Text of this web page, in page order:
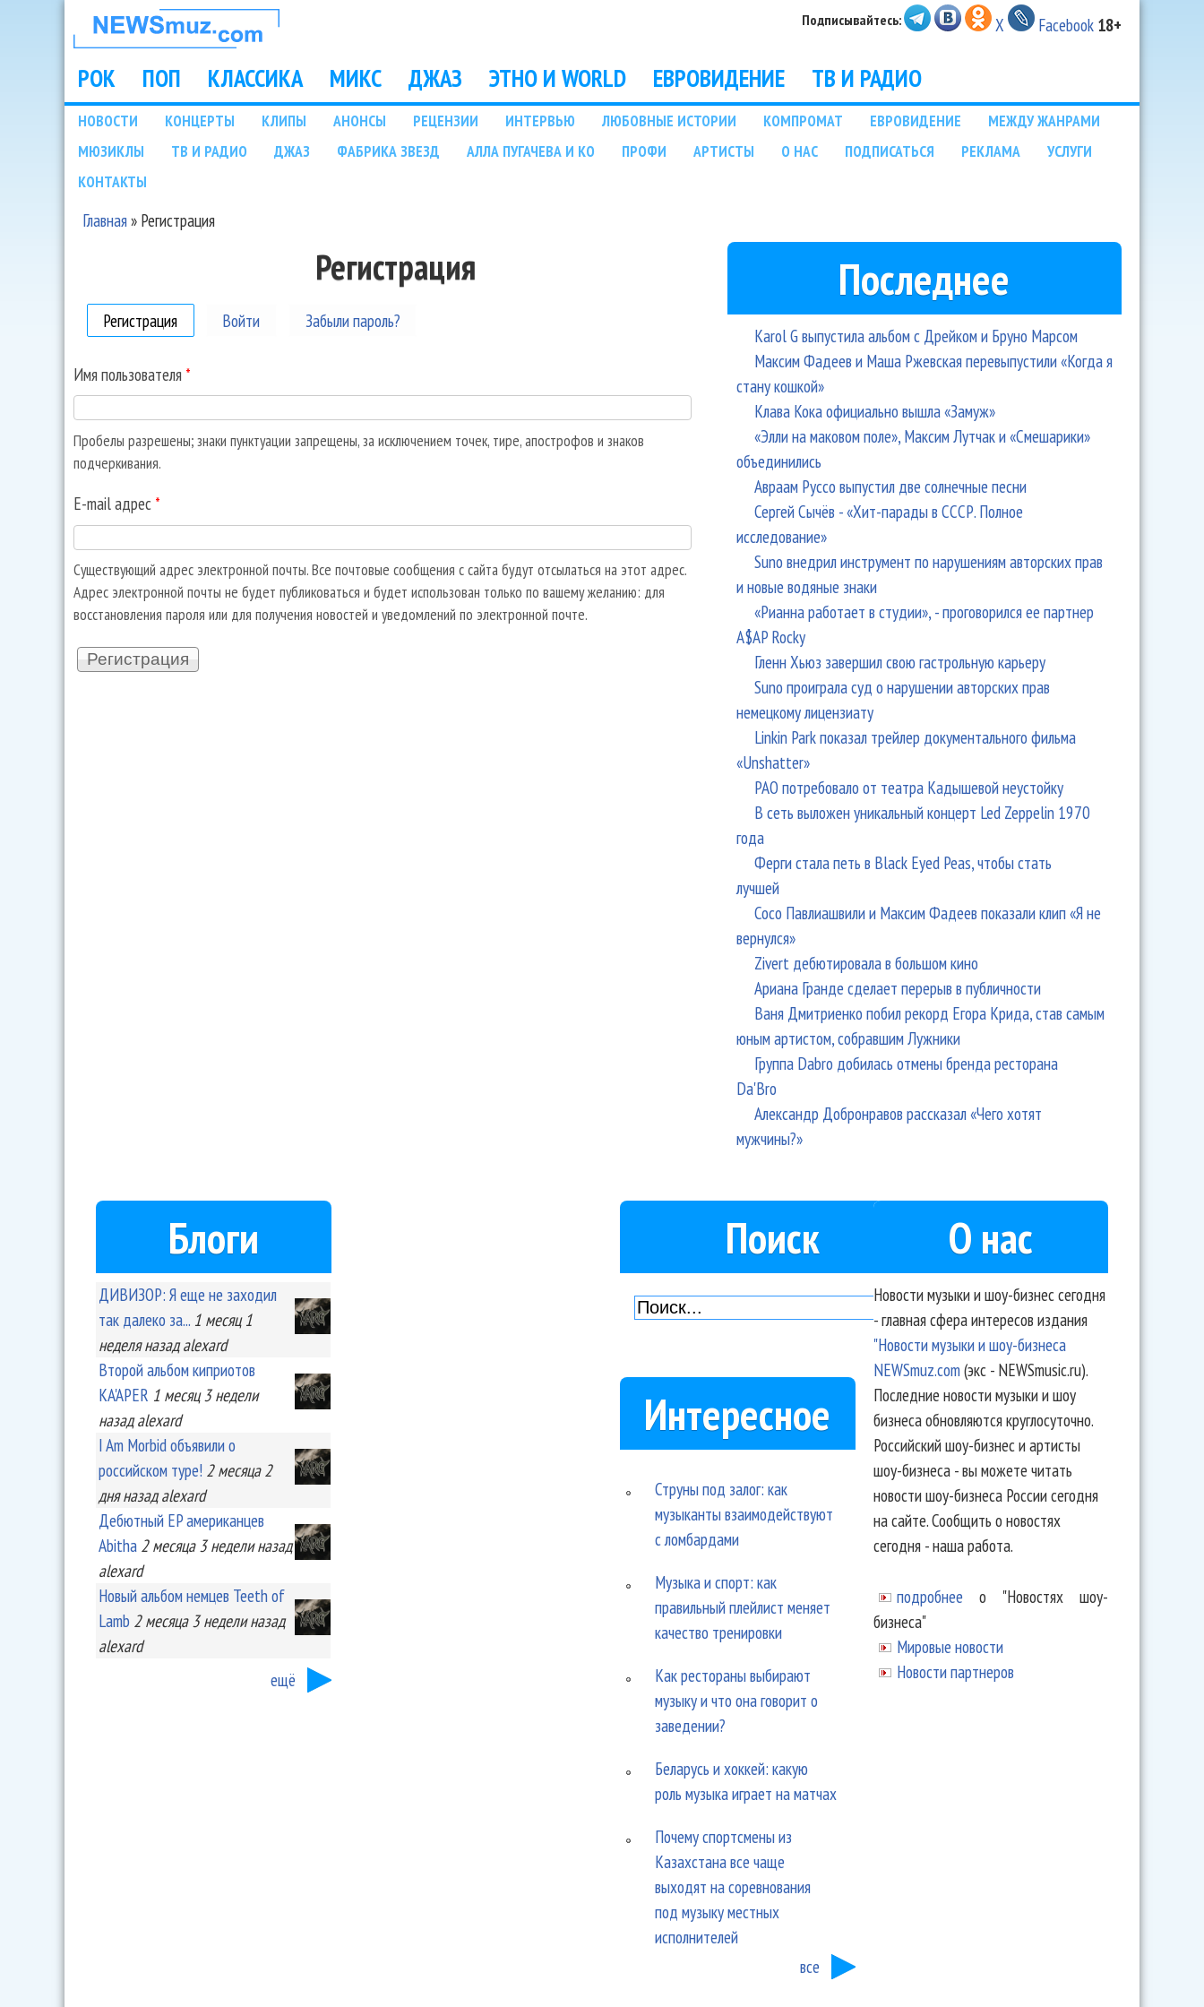
НОВОСТИ
МУЗЫКИ И
ШОУ БИЗНЕСА
NEWSMUZ.COM
Подписывайтесь: X Facebook 18+
Main menu
РОК ПОП КЛАССИКА МИКС ДЖАЗ ЭТНО И WORLD ЕВРОВИДЕНИЕ ТВ И РАДИО
Подразделы
НОВОСТИ КОНЦЕРТЫ КЛИПЫ АНОНСЫ РЕЦЕНЗИИ ИНТЕРВЬЮ ЛЮБОВНЫЕ ИСТОРИИ КОМПРОМАТ ЕВРОВИДЕНИЕ
МЕЖДУ ЖАНРАМИ
МЮЗИКЛЫ
ТВ И РАДИО ДЖАЗ ФАБРИКА ЗВЕЗД АЛЛА ПУГАЧЕВА И КО ПРОФИ АРТИСТЫ О НАС ПОДПИСАТЬСЯ РЕКЛАМА
УСЛУГИ
КОНТАКТЫ
Главная» Регистрация
Регистрация
Регистрация (активная вкладка)
Войти Забыли пароль?
Имя пользователя *
Пробелы разрешены; знаки пунктуации запрещены, за исключением точек, тире, апострофов и знаков
подчеркивания.
E-mail адрес *
Существующий адрес электронной почты. Все почтовые сообщения с сайта будут отсылаться на этот адрес.
Адрес электронной почты не будет публиковаться и будет использован только по вашему желанию: для
восстановления пароля или для получения новостей и уведомлений по электронной почте.
Последнее
Karol G выпустила альбом с Дрейком и Бруно Марсом
Максим Фадеев и Маша Ржевская перевыпустили «Когда я
стану кошкой»
Клава Кока официально вышла «Замуж»
«Элли на маковом поле», Максим Лутчак и «Смешарики»
объединились
Авраам Руссо выпустил две солнечные песни
Сергей Сычёв - «Хит-парады в СССР. Полное
исследование»
Suno внедрил инструмент по нарушениям авторских прав
и новые водяные знаки
«Рианна работает в студии», - проговорился ее партнер
A$AP Rocky
Гленн Хьюз завершил свою гастрольную карьеру
Suno проиграла суд о нарушении авторских прав
немецкому лицензиату
Linkin Park показал трейлер документального фильма
«Unshatter»
РАО потребовало от театра Кадышевой неустойку
В сеть выложен уникальный концерт Led Zeppelin 1970
года
Ферги стала петь в Black Eyed Peas, чтобы стать
лучшей
Сосо Павлиашвили и Максим Фадеев показали клип «Я не
вернулся»
Zivert дебютировала в большом кино
Ариана Гранде сделает перерыв в публичности
Ваня Дмитриенко побил рекорд Егора Крида, став самым
юным артистом, собравшим Лужники
Группа Dabro добилась отмены бренда ресторана
Da'Bro
Александр Добронравов рассказал «Чего хотят
мужчины?»
Блоги
ДИВИЗОР: Я еще не заходил
так далеко за... 1 месяц 1
неделяназад alexard
Второй альбом киприотов
KA'APER 1 месяц 3 недели
назад alexard
I Am Morbid объявили о
российском туре! 2 месяца 2
дняназад alexard
Дебютный EP американцев
Abitha 2 месяца 3 неделиназад
alexard
Новый альбом немцев Teeth of
Lamb 2 месяца 3 неделиназад
alexard
ещё
Поиск
Интересное
Струны под залог: как
музыканты взаимодействуют
с ломбардами
Музыка и спорт: как
правильный плейлист меняет
качество тренировки
Как рестораны выбирают
музыку и что она говорит о
заведении?
Беларусь и хоккей: какую
роль музыка играет на матчах
Почему спортсмены из
Казахстана все чаще
выходят на соревнования
под музыку местных
исполнителей
все
О нас
Новости музыки и шоу-бизнес сегодня
- главная сфера интересов издания
"Новости музыки и шоу-бизнеса
NEWSmuz.com(экс - NEWSmusic.ru).
Последние новости музыки и шоу
бизнеса обновляются круглосуточно.
Российский шоу-бизнес и артисты
шоу-бизнеса - вы можете читать
новости шоу-бизнеса России сегодня
на сайте. Сообщить о новостях
сегодня - наша работа.
подробнее о "Новостях шоу-
бизнеса"
Мировые новости
Новости партнеров